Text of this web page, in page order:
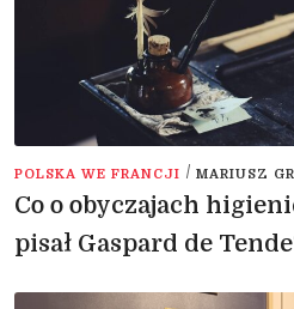
POLSKA WE FRANCJI / MARIUSZ
Co o obyczajach
pisał Gaspard de